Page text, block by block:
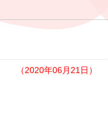
（2020年06月21日）